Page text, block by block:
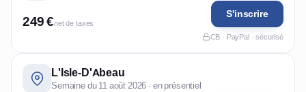
249 €net de taxes
S'inscrire
CB · PayPal · sécurisé
L'Isle-D'Abeau
Semaine du 11 août 2026 · en présentiel